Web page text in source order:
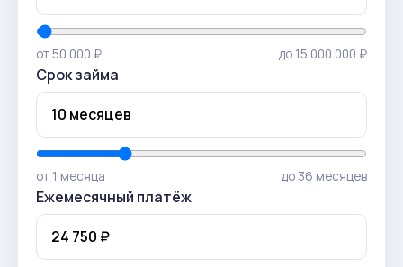
от 50 000 ₽ до 15 000 000 ₽
Срок займа
от 1 месяца до 36 месяцев
Ежемесячный платёж